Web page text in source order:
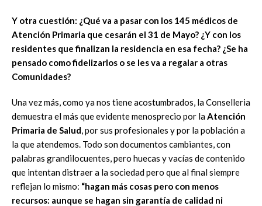
Y otra cuestión: ¿Qué va a pasar con los 145 médicos de
Atención Primaria que cesarán el 31 de Mayo? ¿Y con los
residentes que finalizan la residencia en esa fecha? ¿Se ha
pensado como fidelizarlos o se les va a regalar a otras
Comunidades?
Una vez más, como ya nos tiene acostumbrados, la Conselleria
demuestra el más que evidente menosprecio por laAtención
Primaria de Salud, por sus profesionales y por la población a
la que atendemos. Todo son documentos cambiantes, con
palabras grandilocuentes, pero huecas y vacías de contenido
que intentan distraer a la sociedad pero que al final siempre
reflejan lo mismo: “hagan más cosas pero con menos
recursos: aunque se hagan sin garantía de calidad ni